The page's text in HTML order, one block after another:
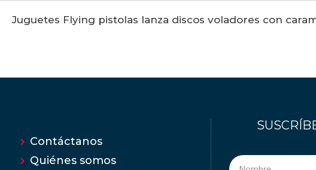
Juguetes Flying pistolas lanza discos voladores con
Contáctanos
Quiénes somos